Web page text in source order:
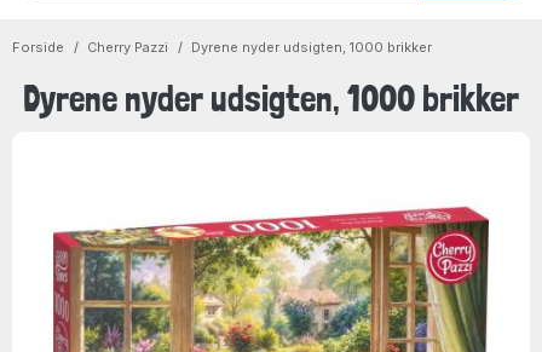
Forside Cherry Pazzi Dyrene nyder udsigten, 1000 brikker
Dyrene nyder udsigten, 1000 brikker